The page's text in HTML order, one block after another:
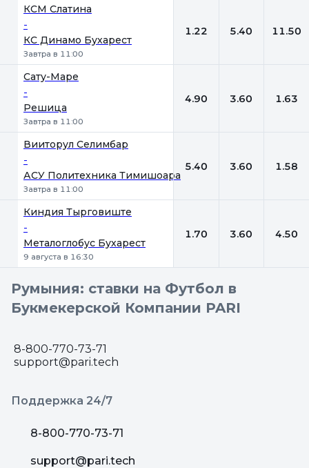
КСМ Слатина
-
КС Динамо Бухарест
Завтра в 11:00
1.22 5.40 11.50
Сату-Маре
-
Решица
Завтра в 11:00
4.90 3.60 1.63
Вииторул Селимбар
-
АСУ Политехника Тимишоара
Завтра в 11:00
5.40 3.60 1.58
Киндия Тырговиште
-
Металоглобус Бухарест
9 августа в 16:30
1.70 3.60 4.50
Румыния: ставки на Футбол в
Букмекерской Компании PARI
8-800-770-73-71
support@pari.tech
Поддержка 24/7
8-800-770-73-71
support@pari.tech